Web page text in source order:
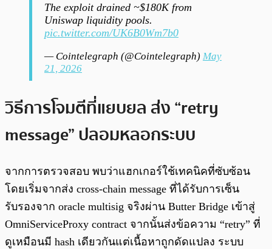
The exploit drained ~$180K from
Uniswap liquidity pools.
pic.twitter.com/UK6B0Wm7b0
— Cointelegraph (@Cointelegraph) May
21, 2026
วิธีการโจมตีที่แยบยล ส่ง “retry
message” ปลอมหลอกระบบ
จากการตรวจสอบ พบว่าแฮกเกอร์ใช้เทคนิคที่ซับซ้อน
โดยเริ่มจากส่ง cross-chain message ที่ได้รับการเซ็น
รับรองจาก oracle multisig จริงผ่าน Butter Bridge เข้าสู่
OmniServiceProxy contract จากนั้นส่งข้อความ “retry” ที่
ดูเหมือนมี hash เดียวกันแต่เนื้อหาถูกดัดแปลง ระบบ